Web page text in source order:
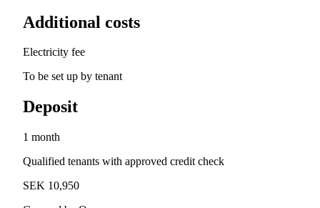
Additional costs
Electricity fee
To be set up by tenant
Deposit
1 month
Qualified tenants with approved credit check
SEK 10,950